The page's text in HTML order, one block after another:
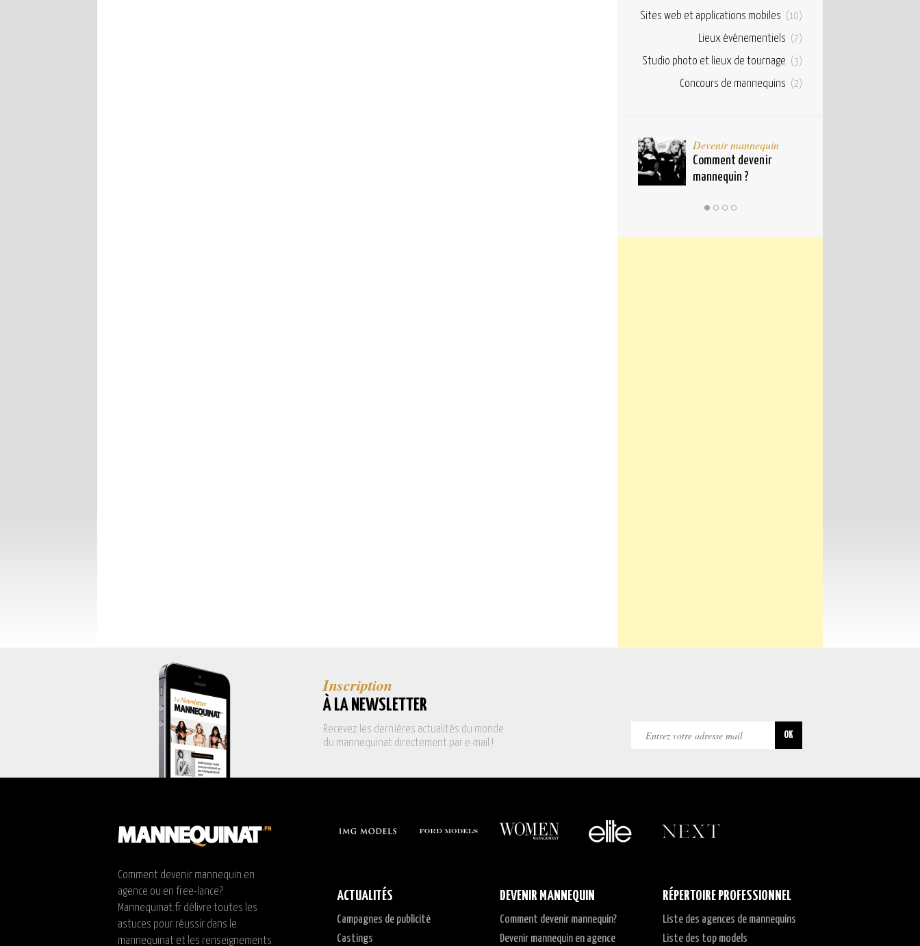
Sites web et applications mobiles (10)
Lieux événementiels (7)
Studio photo et lieux de tournage (3)
Concours de mannequins (2)
Devenir mannequin
Comment devenir
mannequin ?
Inscription
À LA NEWSLETTER
Recevez les dernières actualités du monde
du mannequinat directement par e-mail !
Comment devenir mannequin en
agence ou en free-lance?
Mannequinat.fr délivre toutes les
astuces pour réussir dans le
mannequinat et les renseignements
ACTUALITÉS
Campagnes de publicité
Castings
DEVENIR MANNEQUIN
Comment devenir mannequin?
Devenir mannequin en agence
RÉPERTOIRE PROFESSIONNEL
Liste des agences de mannequins
Liste des top models